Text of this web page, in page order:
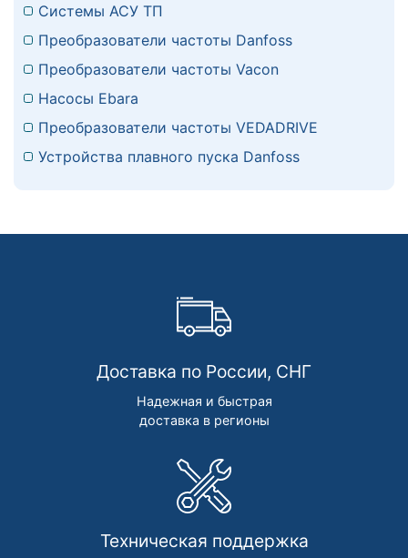
Системы АСУ ТП
Преобразователи частоты Danfoss
Преобразователи частоты Vacon
Насосы Ebara
Преобразователи частоты VEDADRIVE
Устройства плавного пуска Danfoss
Доставка по России, СНГ
Надежная и быстрая
доставка в регионы
Техническая поддержка